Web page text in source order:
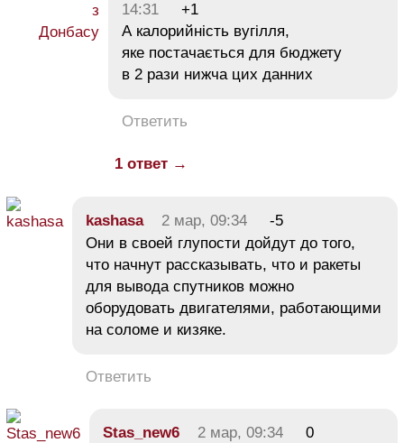
14:31
+1
А калорийність вугілля,
яке постачається для бюджету
в 2 рази нижча цих данних
Ответить
1 ответ →
kashasa 2 мар, 09:34
-5
Они в своей глупости дойдут до того,
что начнут рассказывать, что и ракеты
для вывода спутников можно
оборудовать двигателями, работающими
на соломе и кизяке.
Ответить
Stas_new6 2 мар, 09:34
0